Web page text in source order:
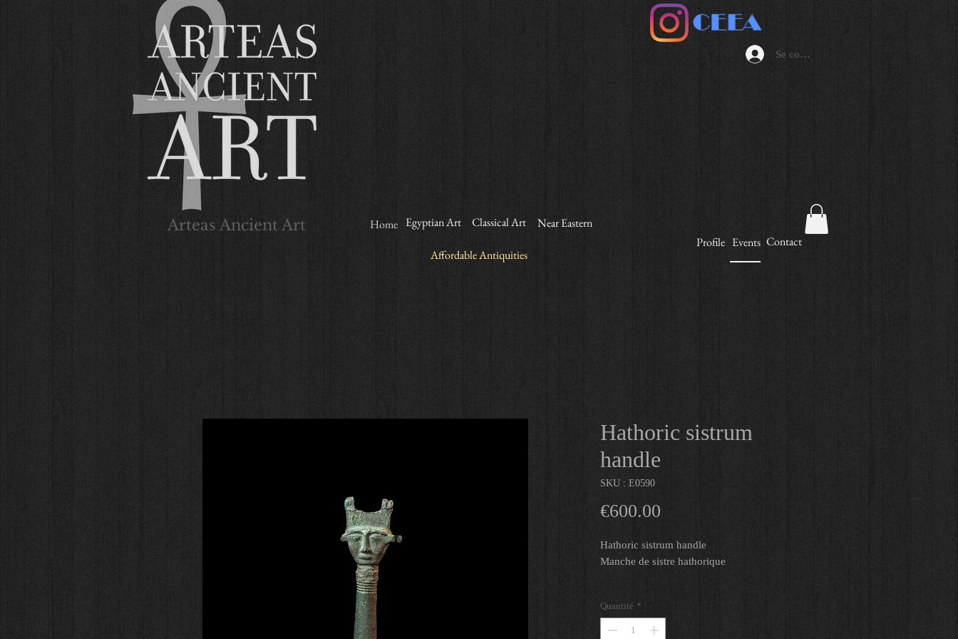
Arteas Ancient Art Egyptian Art
Home Classical Art Near Eastern
Affordable Antiquities
Se connecter
Events
Hathoric sistrum
handle
SKU : E0590
€600.00
Hathoric sistrum handle
Manche de sistre hathorique
Ht : 13 cm
Egypte, Basse Epoque, 712-30 av JC
Quantité *
Contact
Profile